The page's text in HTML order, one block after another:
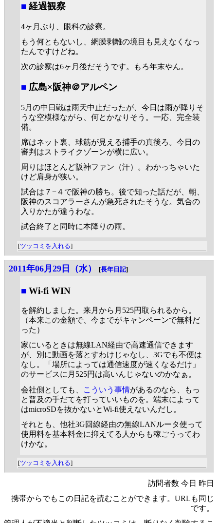
■ 経過観察
4ヶ月ぶり、眼科の診察。
もう何ともないし、網膜剥離の境目も見えなくなっ
たんですけどね。
次の診察は6ヶ月後だそうです。もろ年末やん。
■ 広島×阪神＠アルペン
5月の中日戦は雨天中止だったが、今日は雨が降りそ
うな空模様ながら、何とかなりそう。一応、完全装
備。
席はネット裏、球筋が見える捕手の真後ろ。今日の
審判はストライクゾーンが横に広い。
周りはほとんど阪神ファン（汗）。わかっちゃいた
けど肩身が狭い。
試合は７−４で阪神の勝ち。後で知った話だが、朝、
阪神のスコアラーさんが急死されたそうな。気合の
入りかたが違うわな。
試合終了と同時に本降りの雨。
[ツッコミを入れる]
2011年06月29日（水） [長年日記]
■ Wi-fi WIN
を解約しました。来月から月525円取られるから。
（本来この金額で、今までがキャンペーンで無料だ
った）
家にいるときは無線LAN経由で高速通信できます
が、別に動画を落とすわけじゃなし、3Gでも不便は
なし。「場所によっては通信速度が速くなるだけ」
のサービスに月525円は高いんじゃないのかなぁ。
会社側としても、
こういう事情があるのなら、もっ
と普及の手だてを打っていいものを。端末によって
はmicroSDを抜かないとWi-fi使えないんだし。
それとも、他社3G回線経由の無線LANルータ使って
使用料を基本料金に抑えてる人からも稼ごうってわ
けかな。
[ツッコミを入れる]
訪問者数 今日 昨日
携帯からでもこの日記を読むことができます。URLも同じ
です。